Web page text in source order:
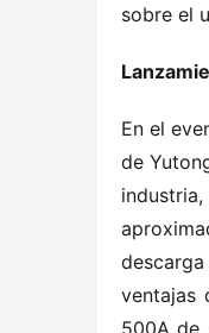
sobre el
En el
de
ventajas
500A de